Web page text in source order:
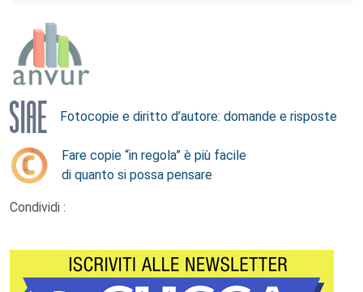
Fotocopie e diritto d’autore: domande e risposte
Fare copie “in regola” è più facile
di quanto si possa pensare
Condividi :